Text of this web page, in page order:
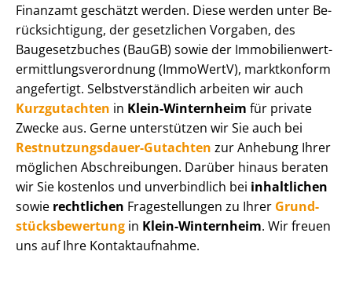
Finanzamt geschätzt werden. Diese werden unter Be­
rück­sich­ti­gung, der gesetzlichen Vorgaben, des
Baugesetzbuches (BauGB) sowie der Im­mo­bi­li­en­wert­
ermitt­lungs­ver­ord­nung (ImmoWertV), marktkonform
angefertigt. Selbst­ver­ständ­lich arbeiten wir auch
Kurzgutachten in Klein-Winternheim für private
Zwecke aus. Gerne unterstützen wir Sie auch bei
Rest­nut­zungs­dau­er-Gutachten zur Anhebung Ihrer
möglichen Abschreibungen. Darüber hinaus beraten
wir Sie kostenlos und unverbindlich bei inhaltlichen
sowie rechtlichen Fragestellungen zu Ihrer Grund­
stücks­be­wer­tung in Klein-Winternheim. Wir freuen
uns auf Ihre Kontaktaufnahme.